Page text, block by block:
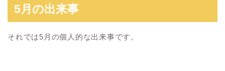
5月の出来事
それでは5月の個人的な出来事です。